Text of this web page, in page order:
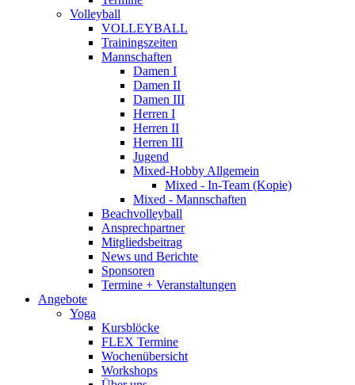
Volleyball
VOLLEYBALL
Trainingszeiten
Mannschaften
Damen I
Damen II
Damen III
Herren I
Herren II
Herren III
Jugend
Mixed-Hobby Allgemein
Mixed - In-Team (Kopie)
Mixed - Mannschaften
Beachvolleyball
Ansprechpartner
Mitgliedsbeitrag
News und Berichte
Sponsoren
Termine + Veranstaltungen
Angebote
Yoga
Kursblöcke
FLEX Termine
Wochenübersicht
Workshops